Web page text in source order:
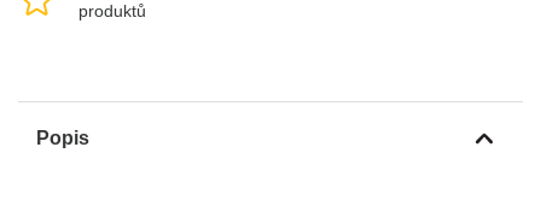
produktů
Popis